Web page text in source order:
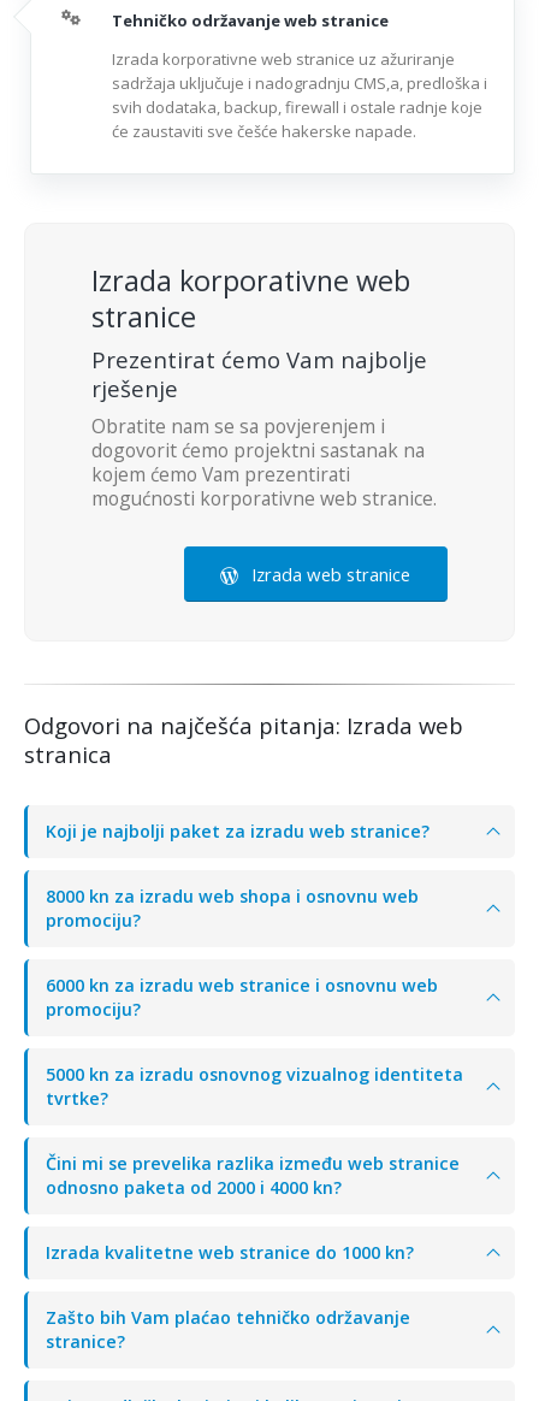
Tehničko održavanje web stranice
Izrada korporativne web stranice uz ažuriranje
sadržaja uključuje i nadogradnju CMS,a, predloška i
svih dodataka, backup, firewall i ostale radnje koje
će zaustaviti sve češće hakerske napade.
Izrada korporativne web
stranice
Prezentirat ćemo Vam najbolje
rješenje
Obratite nam se sa povjerenjem i
dogovorit ćemo projektni sastanak na
kojem ćemo Vam prezentirati
mogućnosti korporativne web stranice.
Izrada web stranice
Odgovori na najčešća pitanja: Izrada web
stranica
Koji je najbolji paket za izradu web stranice?
8000 kn za izradu web shopa i osnovnu web
promociju?
6000 kn za izradu web stranice i osnovnu web
promociju?
5000 kn za izradu osnovnog vizualnog identiteta
tvrtke?
Čini mi se prevelika razlika između web stranice
odnosno paketa od 2000 i 4000 kn?
Izrada kvalitetne web stranice do 1000 kn?
Zašto bih Vam plaćao tehničko održavanje
stranice?